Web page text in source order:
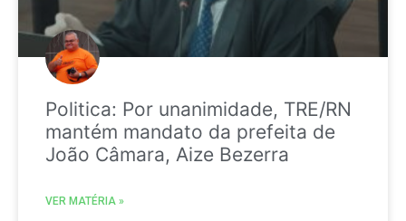
Politica: Por unanimidade, TRE/RN
mantém mandato da prefeita de
João Câmara, Aize Bezerra
VER MATÉRIA »